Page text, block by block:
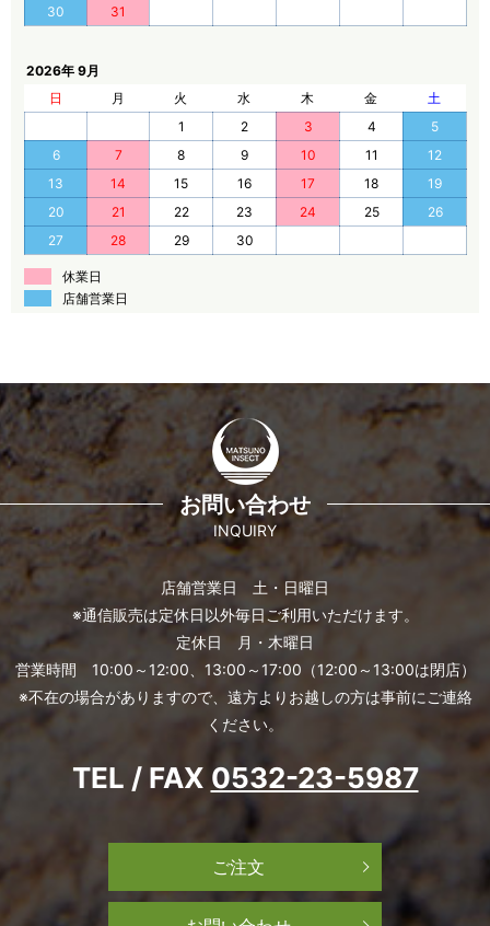
30
31
2026年 9月
日
月 火 水 木 金
土
1
2 3 4
5
6
7 8 9 10 11
12
13
14 15 16 17 18
19
20
21 22 23 24 25
26
27
28 29 30
休業日
店舗営業日
お問い合わせ
INQUIRY
店舗営業日 土・日曜日
※通信販売は定休日以外毎日ご利用いただけます。
定休日 月・木曜日
営業時間 10:00～12:00、13:00～17:00（12:00～13:00は閉店）
※不在の場合がありますので、遠方よりお越しの方は事前にご連絡
ください。
TEL / FAX 0532-23-5987
ご注文